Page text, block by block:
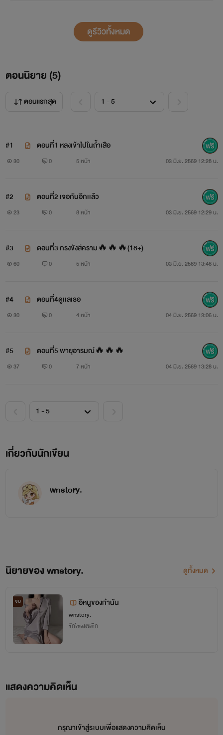
ดูรีวิวทั้งหมด
ตอนนิยาย (5)
ตอนแรกสุด
#1 ตอนที่1 หลงเข้าไปในถ้ำเสือ
30 0 5 หน้า 03 มิ.ย. 2569 12:28 น.
#2 ตอนที่2 เจอกันอีกเเล้ว
23 0 8 หน้า 03 มิ.ย. 2569 12:29 น.
#3 ตอนที่3 กรงขังสีคราม🔥🔥🔥(18+)
60 0 5 หน้า 03 มิ.ย. 2569 13:46 น.
#4 ตอนที่4ดูเเลเธอ
30 0 4 หน้า 04 มิ.ย. 2569 13:06 น.
#5 ตอนที่5 พายุอารมณ์🔥🔥🔥
37 0 7 หน้า 04 มิ.ย. 2569 13:28 น.
เกี่ยวกับนักเขียน
wnstory.
นิยายของ wnstory. ดูทั้งหมด
จบ อิหนูของกำนัน
wnstory.
รักโรแมนติก
แสดงความคิดเห็น
กรุณาเข้าสู่ระบบเพื่อแสดงความคิดเห็น